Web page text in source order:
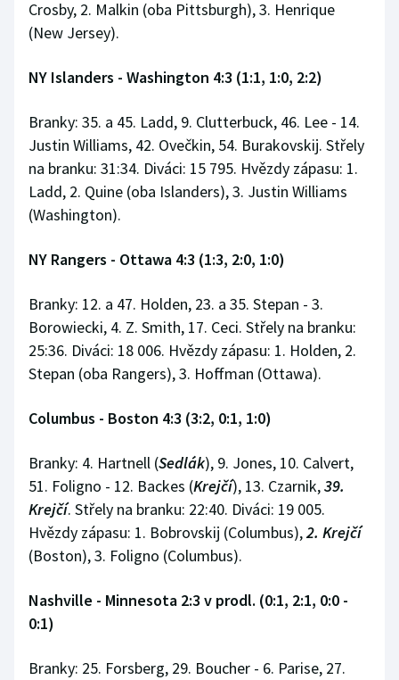
Crosby, 2. Malkin (oba Pittsburgh), 3. Henrique
(New Jersey).
NY Islanders - Washington 4:3 (1:1, 1:0, 2:2)
Branky: 35. a 45. Ladd, 9. Clutterbuck, 46. Lee - 14.
Justin Williams, 42. Ovečkin, 54. Burakovskij. Střely
na branku: 31:34. Diváci: 15 795. Hvězdy zápasu: 1.
Ladd, 2. Quine (oba Islanders), 3. Justin Williams
(Washington).
NY Rangers - Ottawa 4:3 (1:3, 2:0, 1:0)
Branky: 12. a 47. Holden, 23. a 35. Stepan - 3.
Borowiecki, 4. Z. Smith, 17. Ceci. Střely na branku:
25:36. Diváci: 18 006. Hvězdy zápasu: 1. Holden, 2.
Stepan (oba Rangers), 3. Hoffman (Ottawa).
Columbus - Boston 4:3 (3:2, 0:1, 1:0)
Branky: 4. Hartnell (Sedlák), 9. Jones, 10. Calvert,
51. Foligno - 12. Backes (Krejčí), 13. Czarnik,39.
Krejčí. Střely na branku: 22:40. Diváci: 19 005.
Hvězdy zápasu: 1. Bobrovskij (Columbus),2. Krejčí
(Boston), 3. Foligno (Columbus).
Nashville - Minnesota 2:3 v prodl. (0:1, 2:1, 0:0 -
0:1)
Branky: 25. Forsberg, 29. Boucher - 6. Parise, 27.